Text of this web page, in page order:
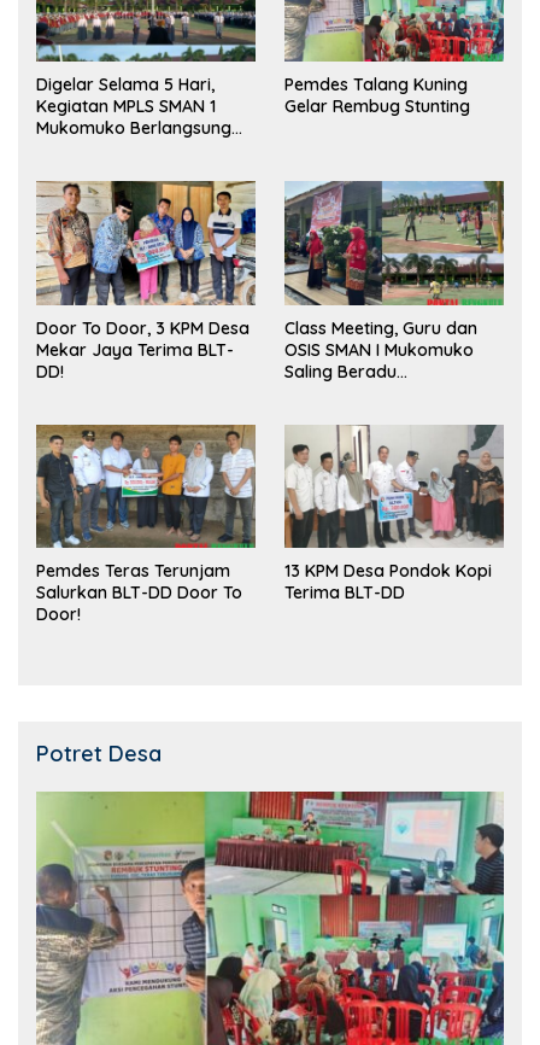
Digelar Selama 5 Hari,
Kegiatan MPLS SMAN 1
Mukomuko Berlangsung
Pemdes Talang Kuning
Gelar Rembug Stunting
Door To Door, 3 KPM Desa
Mekar Jaya Terima BLT-
DD!
Class Meeting, Guru dan
OSIS SMAN I Mukomuko
Saling Beradu
Pemdes Teras Terunjam
Salurkan BLT-DD Door To
Door!
13 KPM Desa Pondok Kopi
Terima BLT-DD
Potret Desa